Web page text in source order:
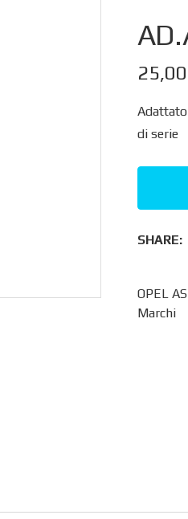
25,00
di serie
SHARE:
OPEL
Marchi